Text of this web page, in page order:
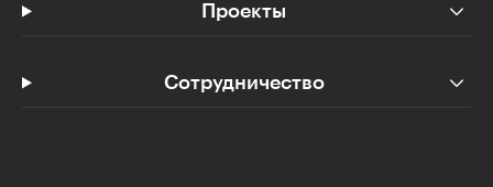
Проекты
Сотрудничество